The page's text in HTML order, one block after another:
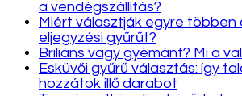
a vendégszállítás?
Miért választják egyre többen
eljegyzési gyűrűt?
Briliáns vagy gyémánt? Mi a
Esküvői gyűrű választás: így
hozzátok illő darabot